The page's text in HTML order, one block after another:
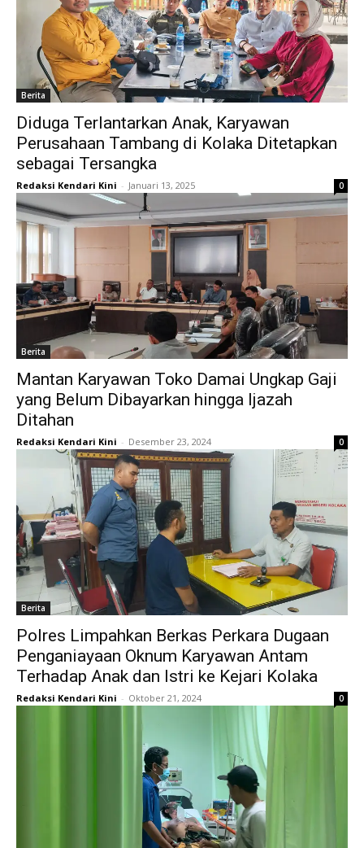
Berita
Diduga Terlantarkan Anak, Karyawan
Perusahaan Tambang di Kolaka Ditetapkan
sebagai Tersangka
Redaksi Kendari Kini - Januari 13, 2025 0
Berita
Mantan Karyawan Toko Damai Ungkap Gaji
yang Belum Dibayarkan hingga Ijazah
Ditahan
Redaksi Kendari Kini - Desember 23, 2024 0
Berita
Polres Limpahkan Berkas Perkara Dugaan
Penganiayaan Oknum Karyawan Antam
Terhadap Anak dan Istri ke Kejari Kolaka
Redaksi Kendari Kini - Oktober 21, 2024 0